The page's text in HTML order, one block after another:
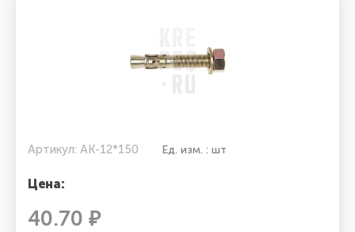
Артикул: АК-12*150 Ед. изм. : шт
Цена:
40.70 ₽